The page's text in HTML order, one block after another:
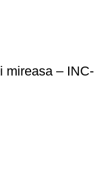
mireasa – INC-